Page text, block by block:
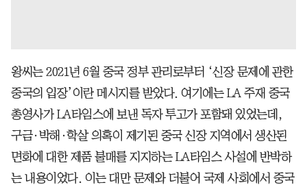
왕씨는 2021년 6월 중국 정부 관리로부터 ‘신장 문제에 관한
중국의 입장’이란 메시지를 받았다. 여기에는 LA 주재 중국
총영사가 LA타임스에 보낸 독자 투고가 포함돼 있었는데,
구금·박해·학살 의혹이 제기된 중국 신장 지역에서 생산된
면화에 대한 제품 불매를 지지하는 LA타임스 사설에 반박하
는 내용이었다. 이는 대만 문제와 더불어 국제 사회에서 중국